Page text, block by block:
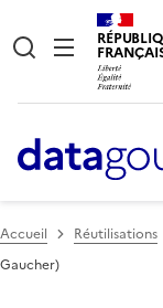
Accueil Réutilisations
Gaucher)